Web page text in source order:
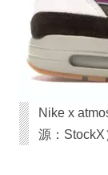
Nike x
源：StockX